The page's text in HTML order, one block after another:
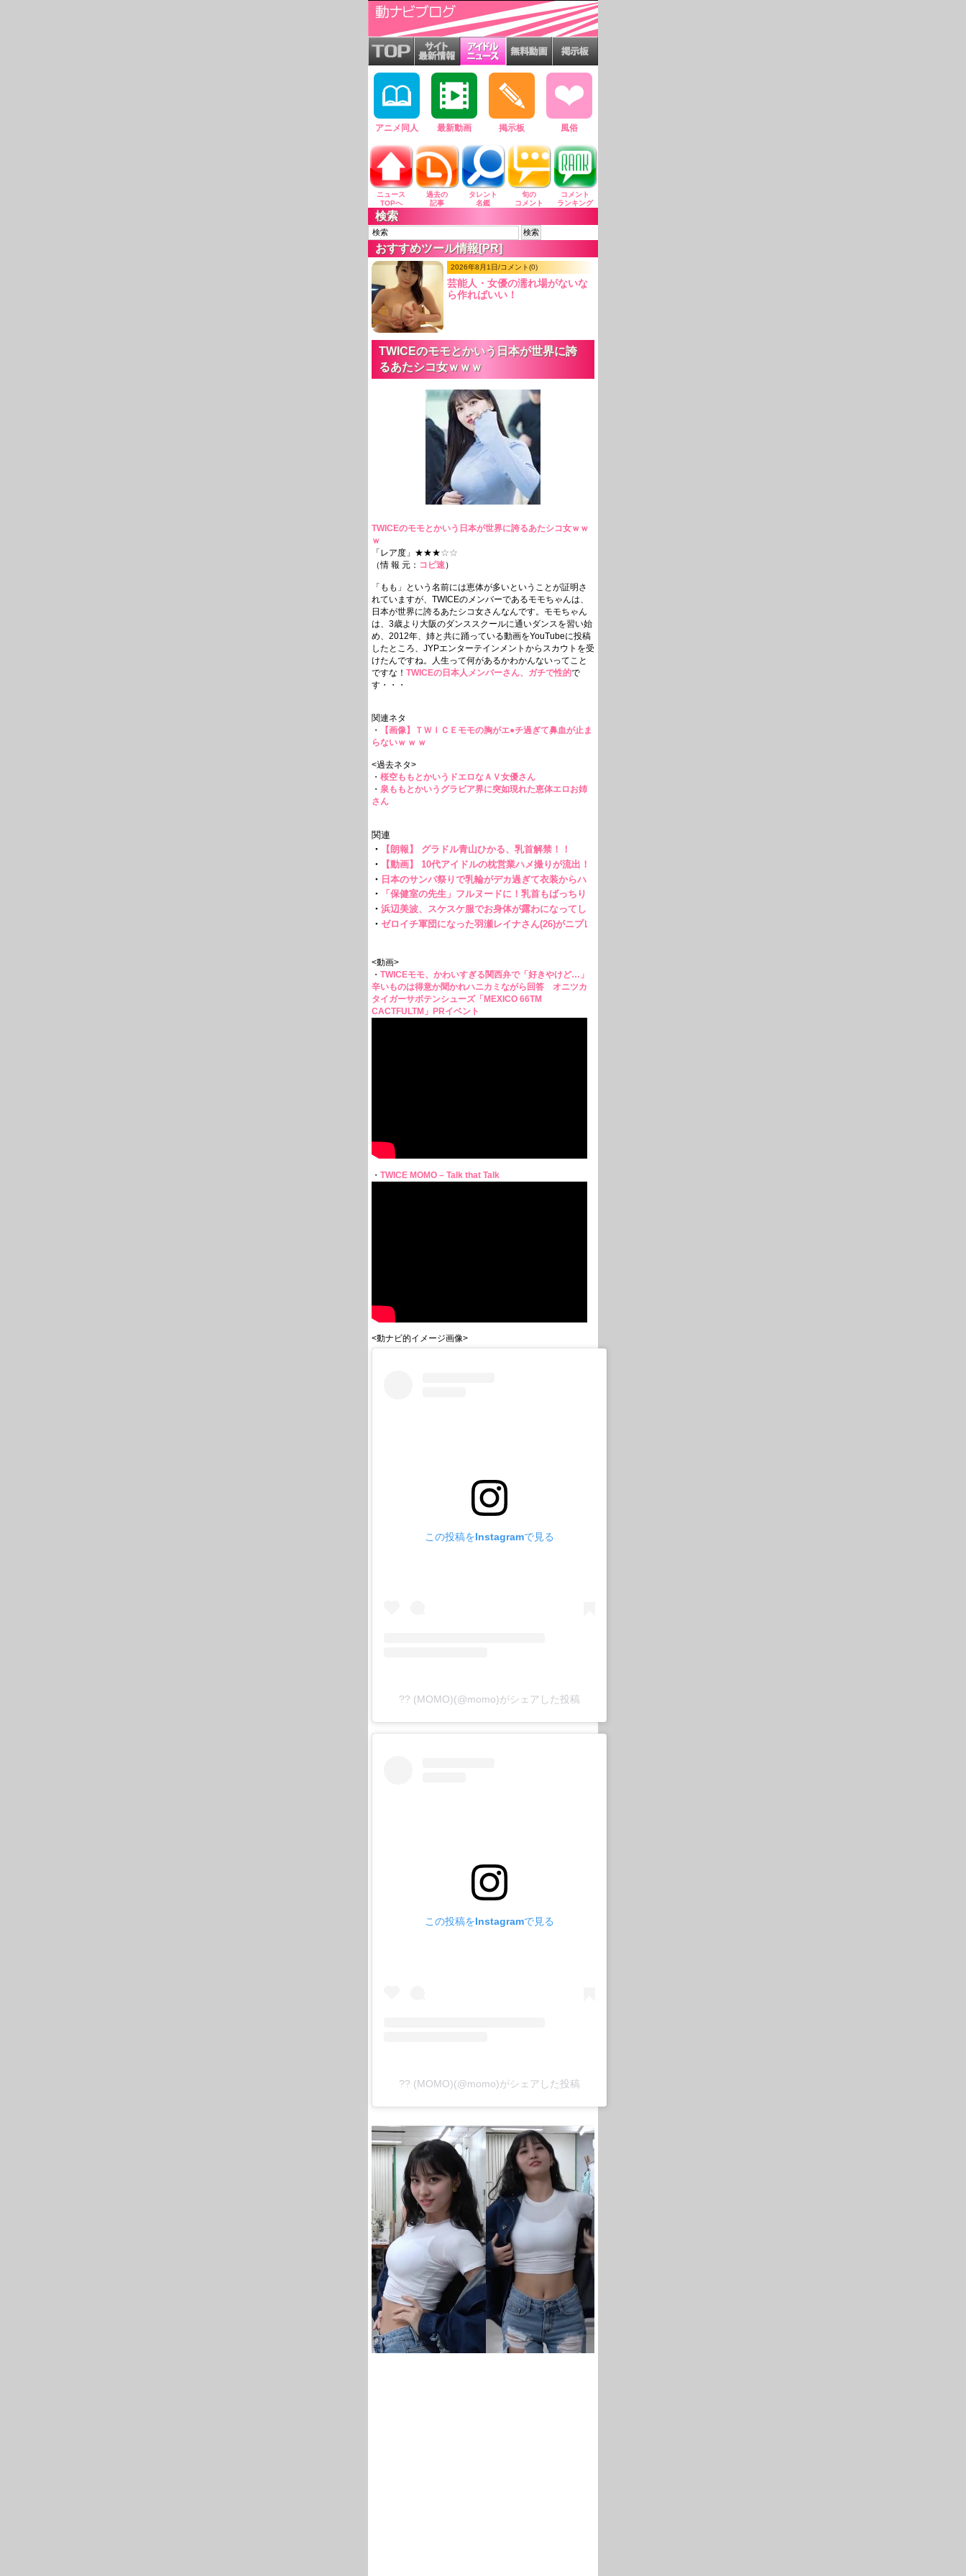
アニメ同人 最新動画 掲示板 風俗
ニュース
TOPへ
過去の
記事
タレント
名鑑
旬の
コメント
コメント
ランキング
検索
おすすめツール情報[PR]
2026年8月1日/コメント(0)
芸能人・女優の濡れ場がないな
ら作ればいい！
TWICEのモモとかいう日本が世界に誇
るあたシコ女ｗｗｗ
TWICEのモモとかいう日本が世界に誇るあたシコ女ｗｗ
ｗ
「レア度」★★★☆☆
（情 報 元： コピ速）
「もも」という名前には恵体が多いということが証明さ
れていますが、TWICEのメンバーであるモモちゃんは、
日本が世界に誇るあたシコ女さんなんです。モモちゃん
は、3歳より大阪のダンススクールに通いダンスを習い始
め、2012年、姉と共に踊っている動画をYouTubeに投稿
したところ、JYPエンターテインメントからスカウトを受
けたんですね。人生って何があるかわかんないってこと
ですな！ TWICEの日本人メンバーさん、ガチで性的で
す・・・
関連ネタ
・
【画像】ＴＷＩＣＥモモの胸がエ●チ過ぎて鼻血が止ま
らないｗ ｗ ｗ
<過去ネタ>
・ 桜空ももとかいうドエロなＡＶ女優さん
・ 泉ももとかいうグラビア界に突如現れた恵体エロお姉
さん
<動画>
・ TWICEモモ、かわいすぎる関西弁で「好きやけど…」
辛いものは得意か聞かれハニカミながら回答 オニツカ
タイガーサボテンシューズ「MEXICO 66TM
CACTFULTM」PRイベント
・ TWICE MOMO – Talk that Talk
<動ナビ的イメージ画像>
この投稿をInstagramで見る
?? (MOMO)(@momo)がシェアした投稿
この投稿をInstagramで見る
?? (MOMO)(@momo)がシェアした投稿